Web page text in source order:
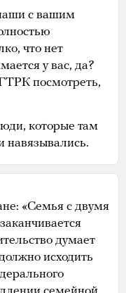
с вашим
что нет
у вас, да?
посмотреть,
которые там
навязывались.
«Семья с двумя
думает
исходить